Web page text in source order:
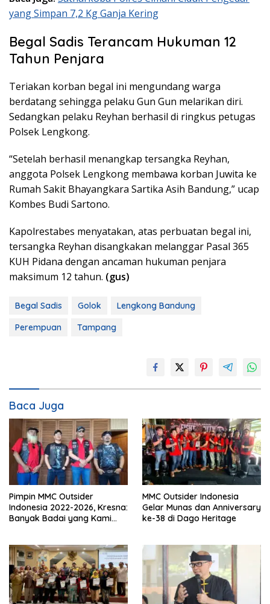
yang Simpan 7,2 Kg Ganja Kering
Begal Sadis Terancam Hukuman 12
Tahun Penjara
Teriakan korban begal ini mengundang warga
berdatang sehingga pelaku Gun Gun melarikan diri.
Sedangkan pelaku Reyhan berhasil di ringkus petugas
Polsek Lengkong.
“Setelah berhasil menangkap tersangka Reyhan,
anggota Polsek Lengkong membawa korban Juwita ke
Rumah Sakit Bhayangkara Sartika Asih Bandung,” ucap
Kombes Budi Sartono.
Kapolrestabes menyatakan, atas perbuatan begal ini,
tersangka Reyhan disangkakan melanggar Pasal 365
KUH Pidana dengan ancaman hukuman penjara
maksimum 12 tahun. (gus)
Begal Sadis Golok
Lengkong Bandung
Perempuan
Tampang
Baca Juga
Pimpin MMC Outsider
Indonesia 2022-2026, Kresna:
Banyak Badai yang Kami
MMC Outsider Indonesia
Gelar Munas dan Anniversary
ke-38 di Dago Heritage